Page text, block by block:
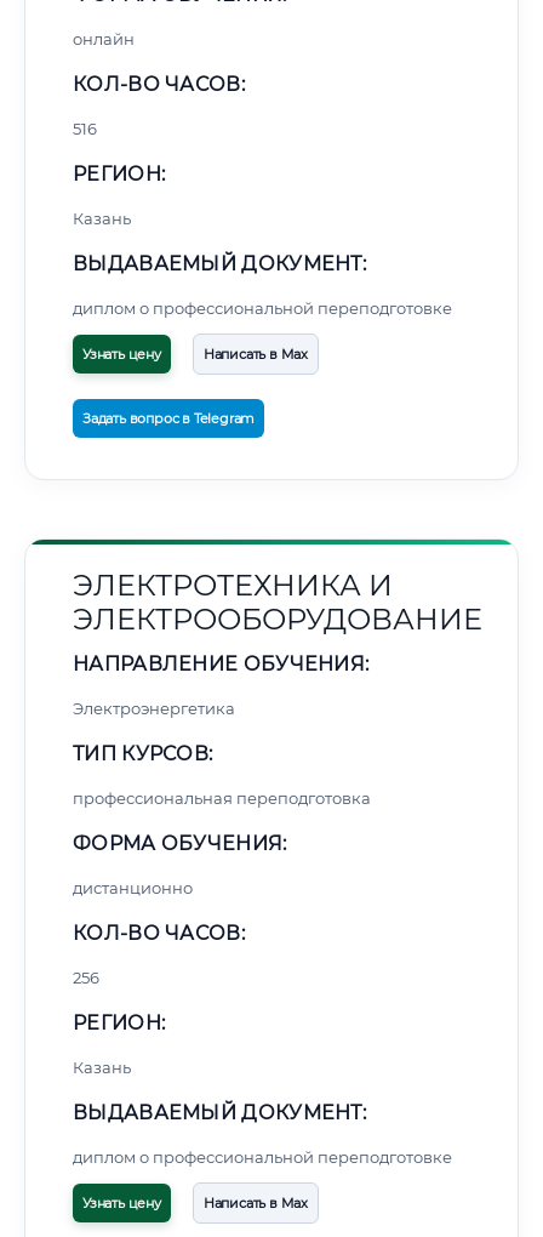
онлайн
КОЛ-ВО ЧАСОВ:
516
РЕГИОН:
Казань
ВЫДАВАЕМЫЙ ДОКУМЕНТ:
диплом о профессиональной переподготовке
Узнать цену Написать в Max
Задать вопрос в Telegram
ЭЛЕКТРОТЕХНИКА И
ЭЛЕКТРООБОРУДОВАНИЕ
НАПРАВЛЕНИЕ ОБУЧЕНИЯ:
Электроэнергетика
ТИП КУРСОВ:
профессиональная переподготовка
ФОРМА ОБУЧЕНИЯ:
дистанционно
КОЛ-ВО ЧАСОВ:
256
РЕГИОН:
Казань
ВЫДАВАЕМЫЙ ДОКУМЕНТ:
диплом о профессиональной переподготовке
Узнать цену Написать в Max